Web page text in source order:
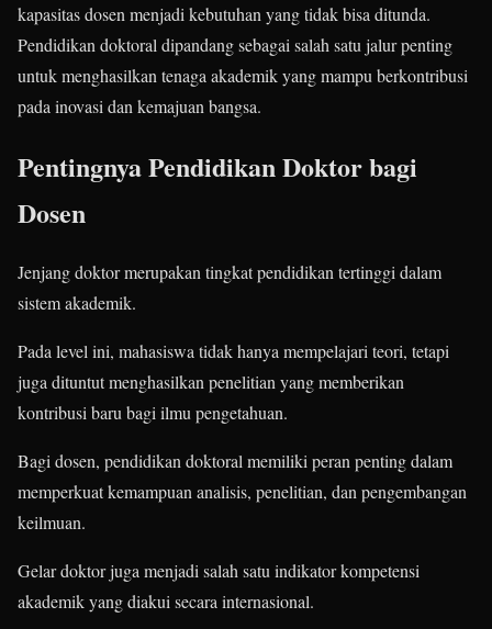
kapasitas dosen menjadi kebutuhan yang tidak bisa ditunda.
Pendidikan doktoral dipandang sebagai salah satu jalur penting
untuk menghasilkan tenaga akademik yang mampu berkontribusi
pada inovasi dan kemajuan bangsa.
Pentingnya Pendidikan Doktor bagi
Dosen
Jenjang doktor merupakan tingkat pendidikan tertinggi dalam
sistem akademik.
Pada level ini, mahasiswa tidak hanya mempelajari teori, tetapi
juga dituntut menghasilkan penelitian yang memberikan
kontribusi baru bagi ilmu pengetahuan.
Bagi dosen, pendidikan doktoral memiliki peran penting dalam
memperkuat kemampuan analisis, penelitian, dan pengembangan
keilmuan.
Gelar doktor juga menjadi salah satu indikator kompetensi
akademik yang diakui secara internasional.